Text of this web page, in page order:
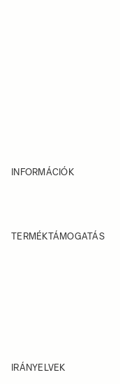
INFORMÁCIÓK
TERMÉKTÁMOGATÁS
IRÁNYELVEK